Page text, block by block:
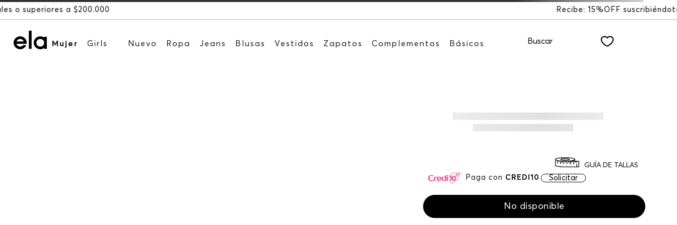
Recibe: 15%OFF suscribiéndote a nuestro NEWSLETTER
Mujer Girls Nuevo Ropa Jeans Blusas Vestidos Zapatos Complementos Básicos Buscar
Paga con CREDI10 Solicitar
GUÍA DE TALLAS
No disponible